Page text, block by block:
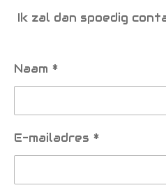
Ik zal dan spoedig
Naam *
E-mailadres *